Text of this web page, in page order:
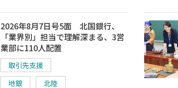
2026年8月7日号5面 北国銀行、
「業界別」担当で理解深まる、3営
業部に110人配置
取引先支援
地銀
北陸